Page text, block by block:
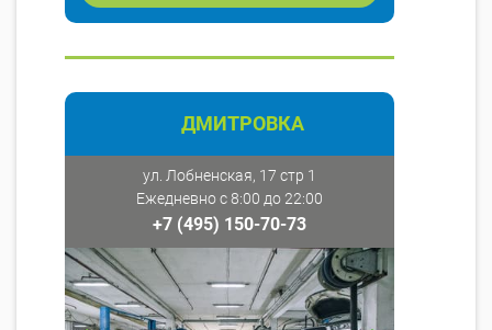
ДМИТРОВКА
ул. Лобненская, 17 стр 1
Ежедневно с 8:00 до 22:00
+7 (495) 150-70-73